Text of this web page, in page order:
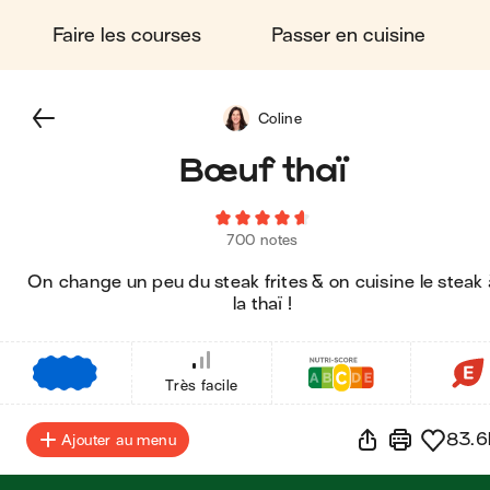
Faire les courses Passer en cuisine
Bœuf thaï
700 notes
On change un peu du steak frites & on cuisine le steak
la thaï !
Coline
Très facile
Ajouter au menu